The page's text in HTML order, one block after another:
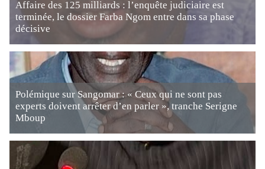
Affaire des 125 milliards : l’enquête judiciaire est
terminée, le dossier Farba Ngom entre dans sa phase
décisive
Polémique sur Sangomar : « Ceux qui ne sont pas
experts doivent arrêter d’en parler », tranche Serigne
Mboup